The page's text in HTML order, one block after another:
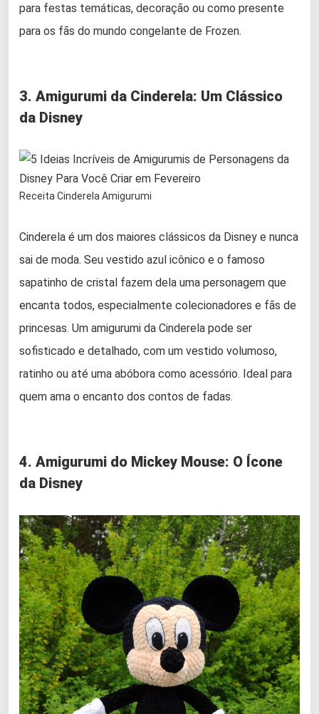
para festas temáticas, decoração ou como presente
para os fãs do mundo congelante de Frozen.
3. Amigurumi da Cinderela: Um Clássico
da Disney
Receita Cinderela Amigurumi
Cinderela é um dos maiores clássicos da Disney e nunca
sai de moda. Seu vestido azul icônico e o famoso
sapatinho de cristal fazem dela uma personagem que
encanta todos, especialmente colecionadores e fãs de
princesas. Um amigurumi da Cinderela pode ser
sofisticado e detalhado, com um vestido volumoso,
ratinho ou até uma abóbora como acessório. Ideal para
quem ama o encanto dos contos de fadas.
4. Amigurumi do Mickey Mouse: O Ícone
da Disney